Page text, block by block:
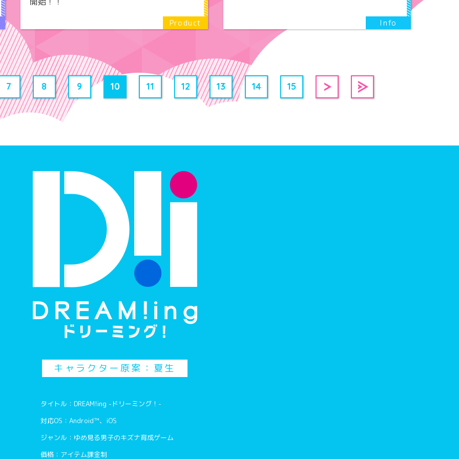
7 8 9 10 11 12 13 14 15
キャラクター原案：夏生
タイトル：DREAM!ing -ドリーミング！-
対応OS：Android™、iOS
ジャンル：ゆめ見る男子のキズナ育成ゲーム
価格：アイテム課金制